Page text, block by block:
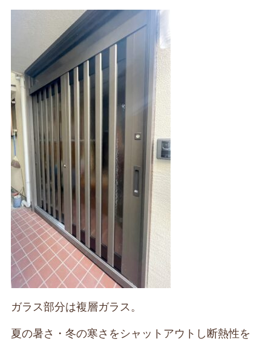
ガラス部分は複層ガラス。
夏の暑さ・冬の寒さをシャットアウトし断熱性を